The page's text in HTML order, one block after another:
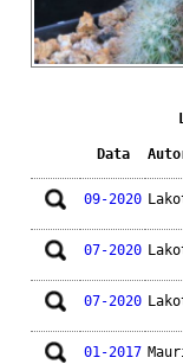
Data
09-2020
07-2020
07-2020
01-2017